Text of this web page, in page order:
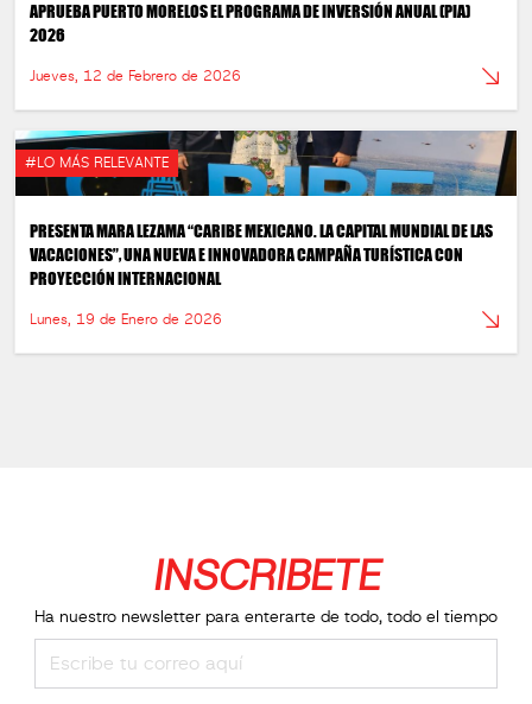
APRUEBA PUERTO MORELOS EL PROGRAMA DE INVERSIÓN ANUAL (PIA)
2026
Jueves, 12 de Febrero de 2026
#LO MÁS RELEVANTE
PRESENTA MARA LEZAMA “CARIBE MEXICANO. LA CAPITAL MUNDIAL DE LAS
VACACIONES”, UNA NUEVA E INNOVADORA CAMPAÑA TURÍSTICA CON
PROYECCIÓN INTERNACIONAL
Lunes, 19 de Enero de 2026
INSCRIBETE
Ha nuestro newsletter para enterarte de todo, todo el tiempo